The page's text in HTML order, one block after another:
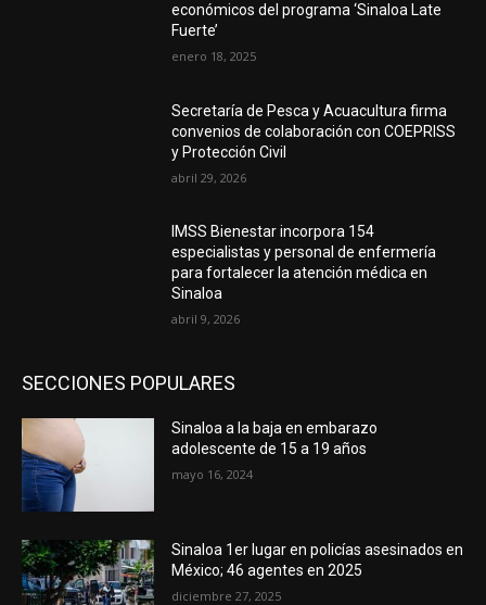
económicos del programa ‘Sinaloa Late
Fuerte’
enero 18, 2025
Secretaría de Pesca y Acuacultura firma
convenios de colaboración con COEPRISS
y Protección Civil
abril 29, 2026
IMSS Bienestar incorpora 154
especialistas y personal de enfermería
para fortalecer la atención médica en
Sinaloa
abril 9, 2026
SECCIONES POPULARES
Sinaloa a la baja en embarazo
adolescente de 15 a 19 años
mayo 16, 2024
Sinaloa 1er lugar en policías asesinados en
México; 46 agentes en 2025
diciembre 27, 2025